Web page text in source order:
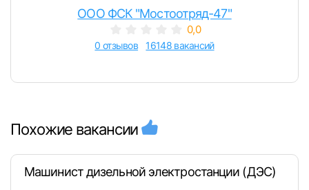
E-mail или Телефон
ООО ФСК "Мостоотряд-47"
0,0
0 отзывов 16148 вакансий
Похожие вакансии
Машинист дизельной электростанции (ДЭС)